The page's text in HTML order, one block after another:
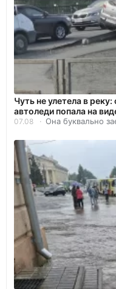
Чуть не улетела в
автоледи попала на
07.08 Она буквально